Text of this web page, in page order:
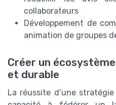
collaborateurs
Développement de
animation de groupes
Créer un
et durable
La réussite d’une